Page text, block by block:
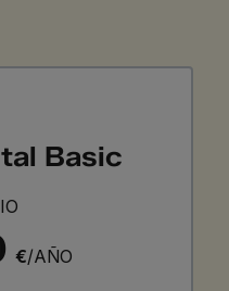
Basic
€/AÑO